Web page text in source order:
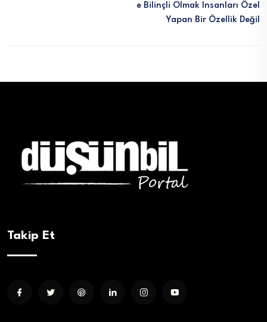
E Bilinçli Olmak Insanları Özel
Yapan Bir Özellik Değil
Takip Et